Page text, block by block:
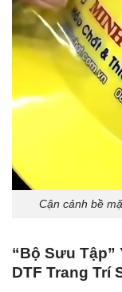
Cận cảnh bề
“Bộ Sưu Tập”
DTF Trang Trí